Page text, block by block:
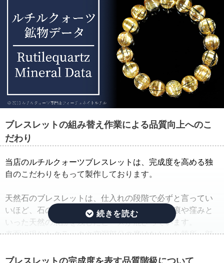
ブレスレットの組み替え作業による品質向上へのこ
だわり
当店のルチルクォーツブレスレットは、完成度を高める独
自のこだわりをもって製作しております。
天然石のブレスレットは、仕入れの段階で必ずと言ってい
いほど、石の品質のバラつきが生じ、クラック痕や窪みと
いった天然の痕跡を残したビーズが混ざっています。
表面に現れたクラックや空洞部分の磨けなかった箇所、部
ばれています。